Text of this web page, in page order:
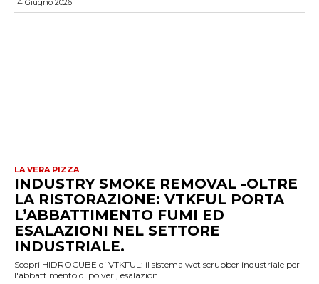
LA VERA PIZZA
INDUSTRY SMOKE REMOVAL -OLTRE
LA RISTORAZIONE: VTKFUL PORTA
L’ABBATTIMENTO FUMI ED
ESALAZIONI NEL SETTORE
INDUSTRIALE.
Scopri HIDROCUBE di VTKFUL: il sistema wet scrubber industriale per
l'abbattimento di polveri, esalazioni...